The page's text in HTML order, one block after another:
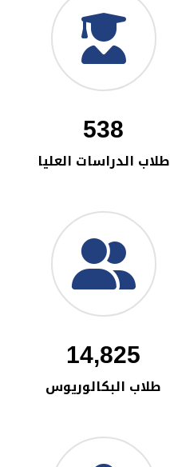
538
طلاب الدراسات العليا
14,825
طلاب البكالوريوس